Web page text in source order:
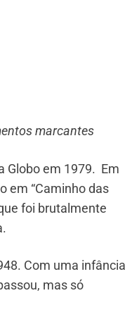
marcantes
Globo em 1979. Em
em “Caminho das
foi brutalmente
Com uma infância
mas só